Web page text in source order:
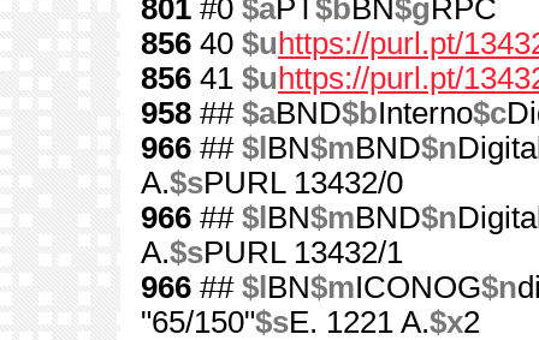
801 #0 $aPT$bBN$gRPC
856 40 $u https://purl.pt/
856 41 $u https://purl.pt/
958 ## $aBND$bInterno$c
966 ## $l BN$mBND$n
A.$sPURL 13432/0
966 ## $l BN$mBND$n
A.$sPURL 13432/1
966 ## $l BN$mICONOG$n
"65/150"$sE. 1221 A.$x2